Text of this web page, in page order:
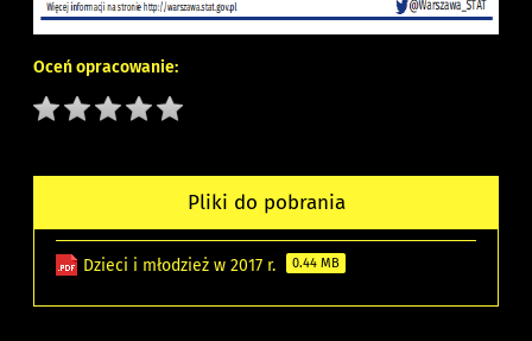
Oceń opracowanie:
Pliki do pobrania
Dzieci i młodzież w 2017 r. 0.44 MB